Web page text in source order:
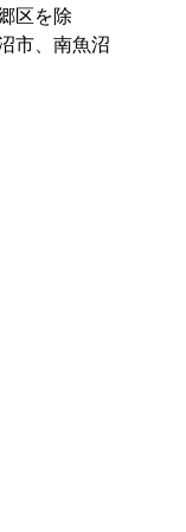
区を除
市、南魚沼